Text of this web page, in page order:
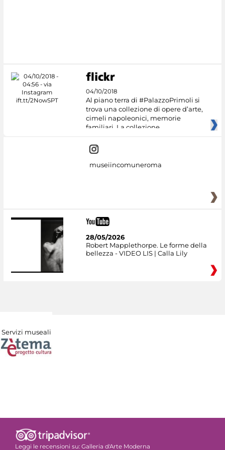
04/10/2018
Al piano terra di #PalazzoPrimoli si
trova una collezione di opere d’arte,
cimeli napoleonici, memorie
familiari. La collezione
museiincomuneroma
28/05/2026
Robert Mapplethorpe. Le forme della
bellezza - VIDEO LIS | Calla Lily
Servizi museali
Leggi le recensioni su: Galleria d'Arte Moderna